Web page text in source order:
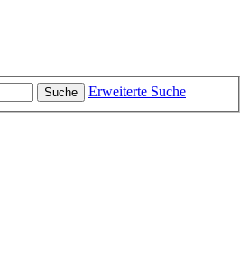
Suche
Erweiterte Suche